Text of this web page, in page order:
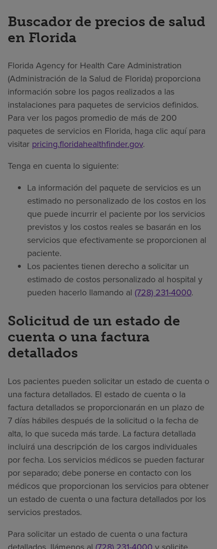
Buscador de precios de salud
en Florida
Florida Agency for Health Care Administration
(Administración de la Salud de Florida) proporciona
información sobre los pagos realizados a las
instalaciones para paquetes de servicios definidos.
Para ver los pagos promedio de más de 200
paquetes de servicios en Florida, haga clic aquí para
visitar pricing.floridahealthfinder.gov.
Tenga en cuenta lo siguiente:
La información del paquete de servicios es un
estimado no personalizado de los costos en los
que puede incurrir el paciente por los servicios
previstos y los costos reales se basarán en los
servicios que efectivamente se proporcionen al
paciente.
Los pacientes tienen derecho a solicitar un
estimado de costos personalizado al hospital y
pueden hacerlo llamando al (728) 231-4000.
Solicitud de un estado de
cuenta o una factura
detallados
Los pacientes pueden solicitar un estado de cuenta o
una factura detallados. El estado de cuenta o la
factura detallados se proporcionarán en un plazo de
7 días hábiles después de la solicitud o la fecha de
alta, lo que suceda más tarde. La factura detallada
incluirá una descripción de los cargos individuales
por fecha. Los servicios médicos se pueden facturar
por separado; debe ponerse en contacto con los
médicos que proporcionan los servicios para obtener
un estado de cuenta o una factura detallados por los
servicios prestados.
Para solicitar un estado de cuenta o una factura